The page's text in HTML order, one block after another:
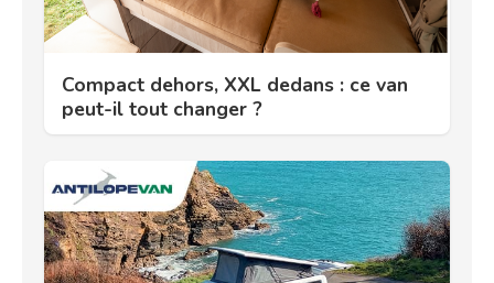
Compact dehors, XXL dedans : ce van
peut-il tout changer ?